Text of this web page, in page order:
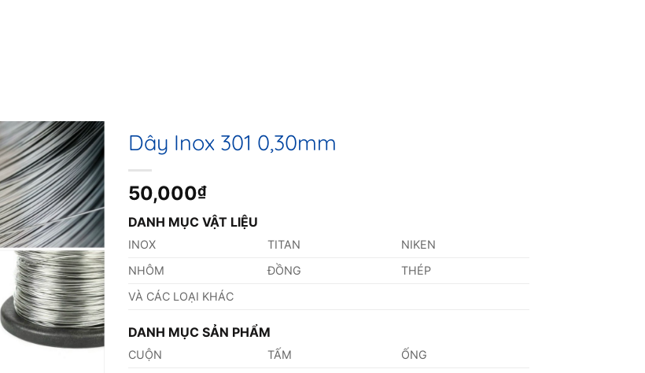
Dây Inox 301 0,30mm
50,000₫
DANH MỤC VẬT LIỆU
INOX TITAN
NIKEN
NHÔM
ĐỒNG
THÉP
VÀ CÁC LOẠI KHÁC
DANH MỤC SẢN PHẨM
CUỘN TẤM
ỐNG